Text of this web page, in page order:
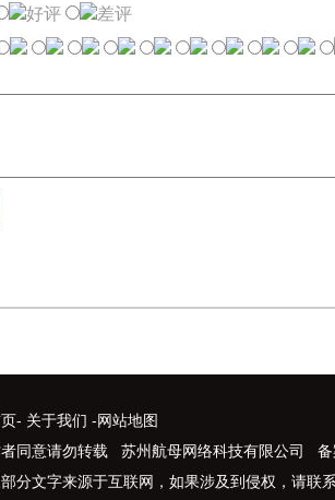
好评
差评
- 关于我们 -网站地图
同意请勿转载 苏州航母网络科技有限公司 备
分文字来源于互联网，如果涉及到侵权，请联